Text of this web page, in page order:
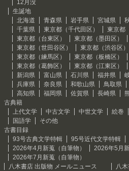
12月没
生誕地
北海道
青森県 岩手県 宮城県
千葉県
東京都（千代田区） 東京都
東京都（台東区）
東京都（墨田区）
東京都（世田谷区）
東京都（渋谷区）
東京都（練馬区）
東京都（板橋区）
東京都（葛飾区）
東京都（江東区）
新潟県
富山県 石川県 福井県
兵庫県
奈良県 和歌山県 鳥取県
高知県
福岡県 佐賀県 長崎県
古典籍
上代文学
中古文学 中世文学 絵巻
国語学
その他
古書目録
93号古典文学特輯
95号近代文学特輯
2026年4月新蒐（自筆物）
2026年5月
2026年7月新蒐（自筆物）
八木書店 出版物 メールニュース
八